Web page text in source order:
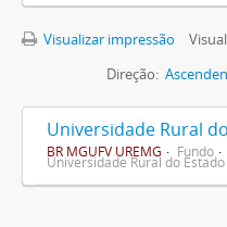
Visualizar impressão
Direção:
Universidade Rural
BR MGUFV UREMG Fundo
Universidade Rural do